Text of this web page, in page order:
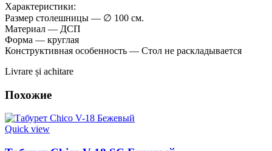
Характеристики:
Размер столешницы — ∅ 100 см.
Материал — ДСП
Форма — круглая
Конструктивная особенность — Стол не раскладывается
Livrare și achitare
Похожие
Quick view